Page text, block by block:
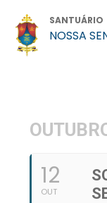
SANTUÁRIO
NOSSA
12
OUT